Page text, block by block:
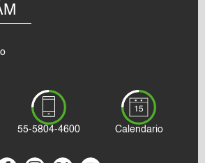
55-5804-4600 Calendario